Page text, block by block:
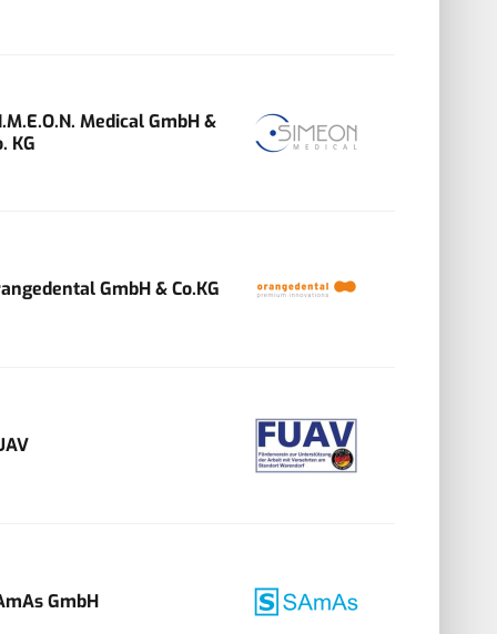
Medical GmbH &
KG
GmbH & Co.KG
GmbH